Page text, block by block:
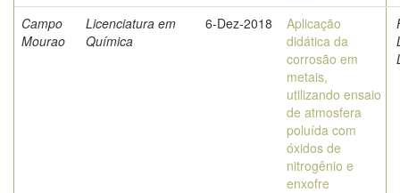
Campo
Mourao
Licenciatura em
Química
6-Dez-2018
Aplicação
didática da
corrosão em
metais,
utilizando ensaio
de atmosfera
poluída com
óxidos de
nitrogênio e
enxofre